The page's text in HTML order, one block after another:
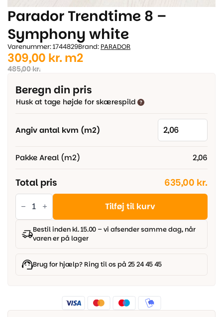
Parador Trendtime 8 –
Symphony white
Varenummer: 1744829Brand: PARADOR
485,00kr.
Den
oprindelige
pris
var:
309,00 kr.
Den
aktuelle
pris
er:
m2
Beregn din pris
Husk at tage højde for skærespild
Angiv antal kvm (m2)
Pakke Areal (m2) 2,06
Total pris 635,00 kr.
Parador
Trendtime
-
Symphony
white
antal
Tilføj til kurv
Bestil inden kl. 15.00 – vi afsender samme dag, når
varen er på lager
Brug for hjælp? Ring til os på 25 24 45 45